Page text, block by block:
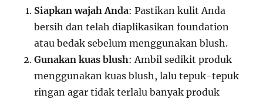
Siapkan wajah Anda: Pastikan kulit Anda
bersih dan telah diaplikasikan foundation
atau bedak sebelum menggunakan blush.
Gunakan kuas blush: Ambil sedikit produk
menggunakan kuas blush, lalu tepuk-tepuk
ringan agar tidak terlalu banyak produk